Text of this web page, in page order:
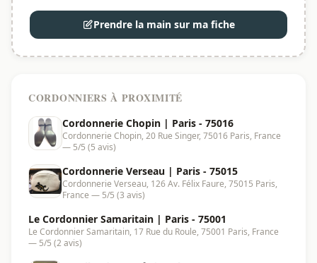
Prendre la main sur ma fiche
CORDONNIERS À PROXIMITÉ
Cordonnerie Chopin | Paris - 75016
Cordonnerie Chopin, 20 Rue Singer, 75016 Paris, France
— 5/5 (5 avis)
Cordonnerie Verseau | Paris - 75015
Cordonnerie Verseau, 126 Av. Félix Faure, 75015 Paris,
France — 5/5 (3 avis)
Le Cordonnier Samaritain | Paris - 75001
Le Cordonnier Samaritain, 17 Rue du Roule, 75001 Paris, France
— 5/5 (2 avis)